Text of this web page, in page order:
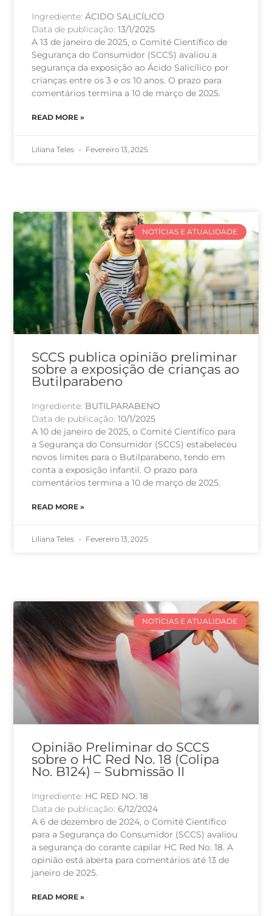
Ingrediente:ÁCIDO SALICÍLICO
Data de publicação:13/1/2025
A 13 de janeiro de 2025, o Comité Científico de
Segurança do Consumidor (SCCS) avaliou a
segurança da exposição ao Ácido Salicílico por
crianças entre os 3 e os 10 anos. O prazo para
comentários termina a 10 de março de 2025.
READ MORE »
Liliana Teles Fevereiro 13, 2025
NOTÍCIAS E ATUALIDADE
SCCS publica opinião preliminar
sobre a exposição de crianças ao
Butilparabeno
Ingrediente: BUTILPARABENO
Data de publicação:10/1/2025
A 10 de janeiro de 2025, o Comité Científico para
a Segurança do Consumidor (SCCS) estabeleceu
novos limites para o Butilparabeno, tendo em
conta a exposição infantil. O prazo para
comentários termina a 10 de março de 2025.
READ MORE »
Liliana Teles Fevereiro 13, 2025
NOTÍCIAS E ATUALIDADE
Opinião Preliminar do SCCS
sobre o HC Red No. 18 (Colipa
No. B124) – Submissão II
Ingrediente: HC RED NO. 18
Data de publicação:6/12/2024
A 6 de dezembro de 2024, o Comité Científico
para a Segurança do Consumidor (SCCS) avaliou
a segurança do corante capilar HC Red No. 18. A
opinião está aberta para comentários até 13 de
janeiro de 2025.
READ MORE »